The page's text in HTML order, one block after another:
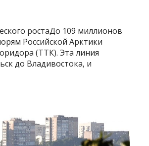
ростаДо 109 миллионов
Российской Арктики
(ТТК). Эта линия
до Владивостока, и